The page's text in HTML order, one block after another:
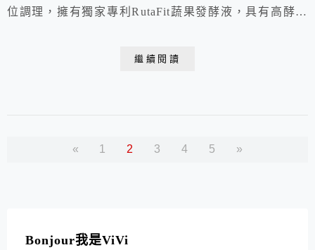
位調理，擁有獨家專利RutaFit蔬果發酵液，具有高酵代
繼續閱讀
« 1 2 3 4 5 »
Bonjour我是ViVi